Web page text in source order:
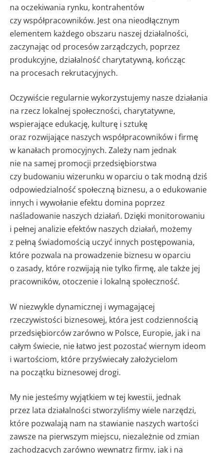
na oczekiwania rynku, kontrahentów
czy współpracowników. Jest ona nieodłącznym
elementem każdego obszaru naszej działalności,
zaczynając od procesów zarządczych, poprzez
produkcyjne, działalność charytatywną, kończąc
na procesach rekrutacyjnych.
Oczywiście regularnie wykorzystujemy nasze działania
na rzecz lokalnej społeczności, charytatywne,
wspierające edukację, kulturę i sztukę
oraz rozwijające naszych współpracowników i firmę
w kanałach promocyjnych. Zależy nam jednak
nie na samej promocji przedsiębiorstwa
czy budowaniu wizerunku w oparciu o tak modną dziś
odpowiedzialność społeczną biznesu, a o edukowanie
innych i wywołanie efektu domina poprzez
naśladowanie naszych działań. Dzięki monitorowaniu
i pełnej analizie efektów naszych działań, możemy
z pełną świadomością uczyć innych postępowania,
które pozwala na prowadzenie biznesu w oparciu
o zasady, które rozwijają nie tylko firmę, ale także jej
pracowników, otoczenie i lokalną społeczność.
W niezwykle dynamicznej i wymagającej
rzeczywistości biznesowej, która jest codziennością
przedsiębiorców zarówno w Polsce, Europie, jak i na
całym świecie, nie łatwo jest pozostać wiernym ideom
i wartościom, które przyświecały założycielom
na początku biznesowej drogi.
My nie jesteśmy wyjątkiem w tej kwestii, jednak
przez lata działalności stworzyliśmy wiele narzędzi,
które pozwalają nam na stawianie naszych wartości
zawsze na pierwszym miejscu, niezależnie od zmian
zachodzących zarówno wewnątrz firmy, jak i na